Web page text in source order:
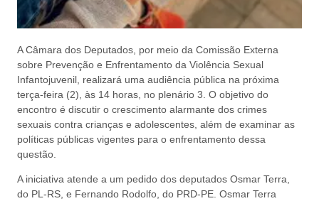
A Câmara dos Deputados, por meio da Comissão Externa
sobre Prevenção e Enfrentamento da Violência Sexual
Infantojuvenil, realizará uma audiência pública na próxima
terça-feira (2), às 14 horas, no plenário 3. O objetivo do
encontro é discutir o crescimento alarmante dos crimes
sexuais contra crianças e adolescentes, além de examinar as
políticas públicas vigentes para o enfrentamento dessa
questão.
A iniciativa atende a um pedido dos deputados Osmar Terra,
do PL-RS, e Fernando Rodolfo, do PRD-PE. Osmar Terra